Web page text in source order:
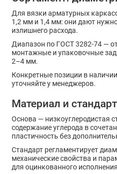
Для вязки арматурных
1,2 мм и 1,4 мм: они дают
излишнего расхода.
Диапазон по ГОСТ 3282-74 —
монтажные и упаковочные
2–4 мм.
Конкретные позиции в
уточняйте у менеджеров.
Материал и стандарт
Основа — низкоуглеродистая
содержание углерода в
пластичность без
Стандарт регламентирует
механические свойства и
для оцинкованного